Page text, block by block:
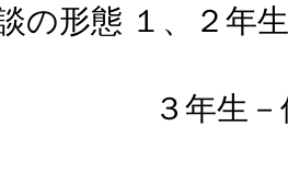
の形態 １、２年
生－保護者